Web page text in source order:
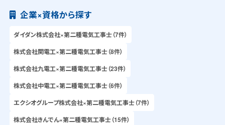
企業×資格から探す
ダイダン株式会社×第二種電気工事士（7件）
株式会社関電工×第二種電気工事士（8件）
株式会社九電工×第二種電気工事士（23件）
株式会社中電工×第二種電気工事士（6件）
エクシオグループ株式会社×第二種電気工事士（7件）
株式会社きんでん×第二種電気工事士（15件）